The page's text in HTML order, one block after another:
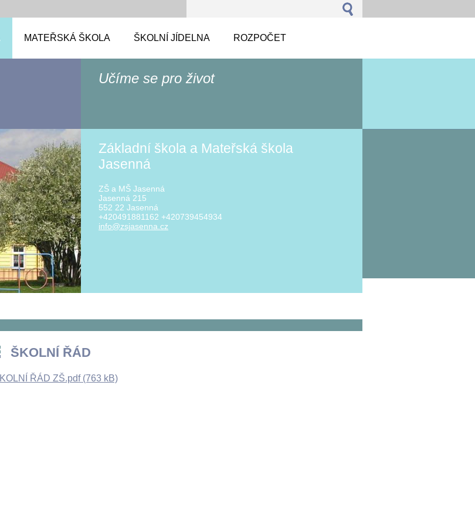
MATEŘSKÁ ŠKOLA ŠKOLNÍ JÍDELNA ROZPOČET
Učíme se pro život
Základní škola a Mateřská škola
Jasenná
ZŠ a MŠ Jasenná
Jasenná 215
552 22 Jasenná
+420491881162 +420739454934
info@zsjasenna.cz
ŠKOLNÍ ŘÁD
ŘÁD ZŠ.pdf (763 kB)